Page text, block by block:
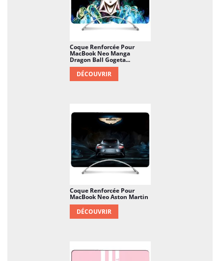
Coque Renforcée Pour
MacBook Neo Manga
Dragon Ball Gogeta...
DÉCOUVRIR
Coque Renforcée Pour
MacBook Neo Aston Martin
DÉCOUVRIR